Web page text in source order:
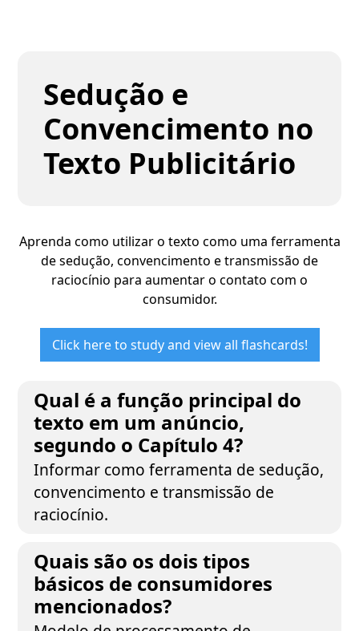
Sedução e
Convencimento no
Texto Publicitário
Aprenda como utilizar o texto como uma ferramenta
de sedução, convencimento e transmissão de
raciocínio para aumentar o contato com o
consumidor.
Click here to study and view all flashcards!
Qual é a função principal do
texto em um anúncio,
segundo o Capítulo 4?
Informar como ferramenta de sedução,
convencimento e transmissão de
raciocínio.
Quais são os dois tipos
básicos de consumidores
mencionados?